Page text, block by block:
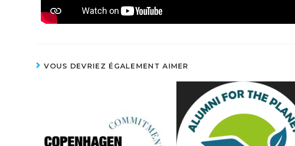
VOUS DEVRIEZ ÉGALEMENT AIMER